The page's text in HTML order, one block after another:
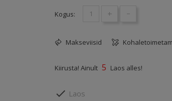
Kogus: + -
Makseviisid
Kiirusta! Ainult 5 Laos alles!
 Laos